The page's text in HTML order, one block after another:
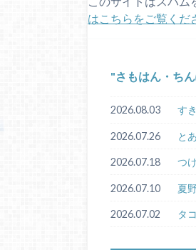
はこちらをご覧くだ
さもはん・ち
2026.08.03 す
2026.07.26 と
2026.07.18 つ
2026.07.10 夏
2026.07.02 タ